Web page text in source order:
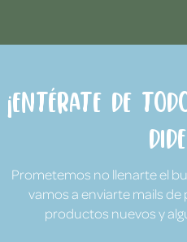
¡Entérate de
Prometemos no llenarte el
vamos a enviarte mails
productos nuevos y